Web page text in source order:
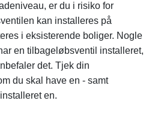
er du i risiko for
kan installeres på
i eksisterende boliger. Nogle
en tilbageløbsventil installeret,
det. Tjek din
du skal have en - samt
en.